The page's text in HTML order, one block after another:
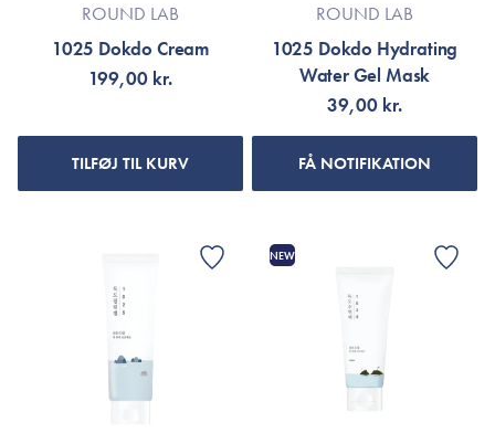
ROUND LAB
1025 Dokdo Cream
199,00 kr.
TILFØJ TIL KURV
ROUND LAB
1025 Dokdo Hydrating
Water Gel Mask
39,00 kr.
FÅ NOTIFIKATION
NEW